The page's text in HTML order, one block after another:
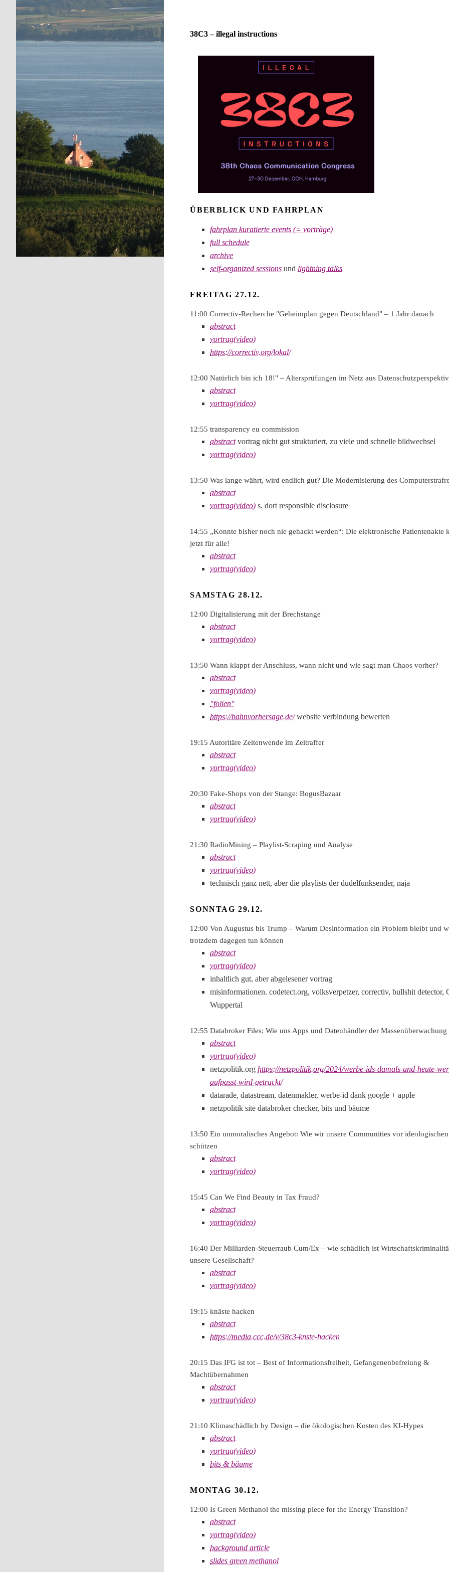
38C3 – illegal instructions
ÜBERBLICK UND FAHRPLAN
fahrplan kuratierte events (= vorträge)
full schedule
archive
self-organized sessions und lightning talks
FREITAG 27.12.
11:00 Correctiv-Recherche "Geheimplan gegen Deutschland" – 1 Jahr danach
abstract
vortrag(video)
https://correctiv.org/lokal/
12:00 Natürlich bin ich 18!" – Altersprüfungen im Netz aus
abstract
vortrag(video)
12:55 transparency eu commission
abstractvortrag nicht gut strukturiert, zu viele und schnelle bildwechsel
vortrag(video)
13:50 Was lange währt, wird endlich gut? Die Modernisierung des
abstract
vortrag(video) s. dort responsible disclosure
14:55 „Konnte bisher noch nie gehackt werden“: Die elektronische Patientenakte
jetzt für alle!
abstract
vortrag(video)
SAMSTAG 28.12.
12:00 Digitalisierung mit der Brechstange
abstract
vortrag(video)
13:50 Wann klappt der Anschluss, wann nicht und wie sagt man Chaos vorher?
abstract
vortrag(video)
"folien"
https://bahnvorhersage.de/website verbindung bewerten
19:15 Autoritäre Zeitenwende im Zeitraffer
abstract
vortrag(video)
20:30 Fake-Shops von der Stange: BogusBazaar
abstract
vortrag(video)
21:30 RadioMining – Playlist-Scraping und Analyse
abstract
vortrag(video)
technisch ganz nett, aber die playlists der dudelfunksender, naja
SONNTAG 29.12.
12:00 Von Augustus bis Trump – Warum Desinformation ein Problem bleibt und
trotzdem dagegen tun können
abstract
vortrag(video)
inhaltlich gut, aber abgelesener vortrag
misinformationen. codetect.org, volksverpetzer, correctiv, bullshit detector,
Wuppertal
12:55 Databroker Files: Wie uns Apps und Datenhändler der
abstract
vortrag(video)
netzpolitik.orghttps://netzpolitik.org/2024/werbe-ids-damals-und-heute-
aufpasst-wird-getrackt/
datarade, datastream, datenmakler, werbe-id dank google + apple
netzpolitik site databroker checker, bits und bäume
13:50 Ein unmoralisches Angebot: Wie wir unsere Communities vor
schützen
abstract
vortrag(video)
15:45 Can We Find Beauty in Tax Fraud?
abstract
vortrag(video)
16:40 Der Milliarden-Steuerraub Cum/Ex – wie schädlich ist
unsere Gesellschaft?
abstract
vortrag(video)
19:15 knäste hacken
abstract
https://media.ccc.de/v/38c3-knste-hacken
20:15 Das IFG ist tot – Best of Informationsfreiheit, Gefangenenbefreiung &
Machtübernahmen
abstract
vortrag(video)
21:10 Klimaschädlich by Design – die ökologischen Kosten des KI-Hypes
abstract
vortrag(video)
bits & bäume
MONTAG 30.12.
12:00 Is Green Methanol the missing piece for the Energy Transition?
abstract
vortrag(video)
background article
slides green methanol